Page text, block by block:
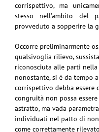
corrispettivo, ma
stesso nell’ambito del
provveduto a sopperire la
Occorre preliminarmente
qualsivoglia rilievo,
riconosciuta alle parti
nonostante, si è da tempo
corrispettivo debba essere
congruità non possa
astratto, ma vada
individuati nel patto di
come correttamente